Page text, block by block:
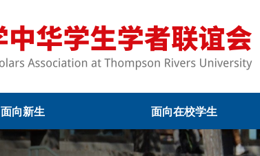
面向新生 面向在校学生